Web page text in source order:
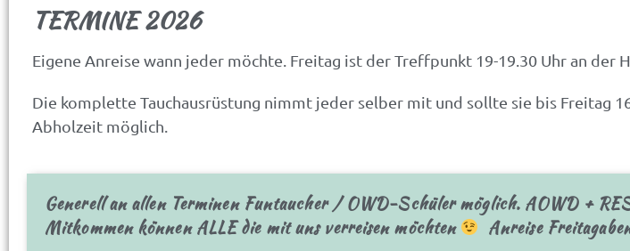
TERMINE 2026
Eigene Anreise wann jeder möchte. Freitag ist der Treffpunkt 19-19.30 Uhr an der
Die komplette Tauchausrüstung nimmt jeder selber mit und sollte sie bis Freitag
Abholzeit möglich.
Generell an allen Terminen Funtaucher / OWD-Schüler möglich. AOWD +
Mitkommen können ALLE die mit uns verreisen möchten
Anreise